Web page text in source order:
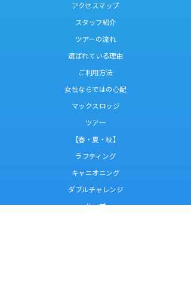
アクセスマップ
スタッフ紹介
ツアーの流れ
選ばれている理由
ご利用方法
女性ならではの心配
マックスロッジ
ツア一
【春・夏・秋】
ラフティング
キャニオニング
ダブルチャレンジ
サップ